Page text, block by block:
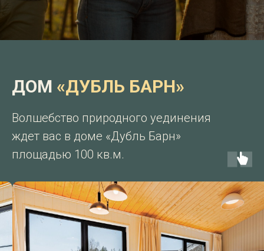
ДОМ «ДУБЛЬ БАРН»
Волшебство природного уединения
ждет вас в доме «Дубль Барн»
площадью 100 кв.м.